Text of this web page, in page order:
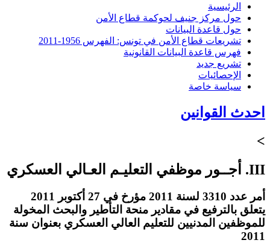
الرئيسية
حول مركز جنيف لحوكمة قطاع الأمن
حول قاعدة البيانات
تشريعات قطاع الأمن في تونس: الفهرس 1956-2011
فهرس قاعدة البيانات القانونية
تشريع جديد
الإحصائيات
سياسة خاصة
احدث القوانين
>
III. أجــور موظفي التعليـم العـالي العسكري
أمر عدد 3310 لسنة 2011 مؤرخ في 27 أكتوبر 2011
يتعلق بالترفيع في مقادير منحة التأطير والبحث المخولة
للموظفين المدنيين للتعليم العالي العسكري بعنوان سنة
2011